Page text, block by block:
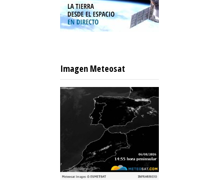
Imagen Meteosat